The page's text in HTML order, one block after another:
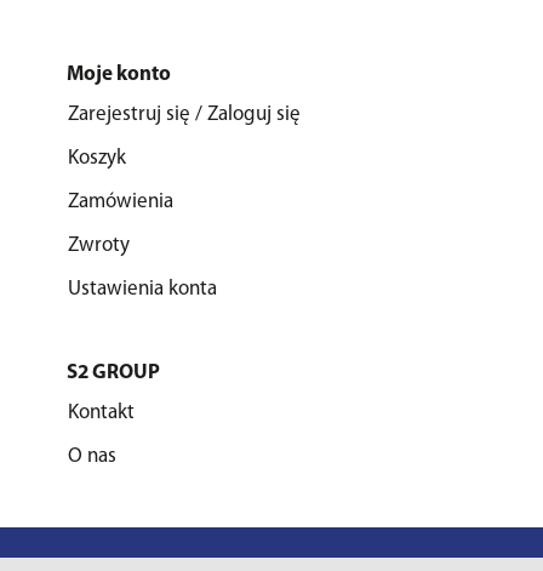
Moje konto
Zarejestruj się / Zaloguj się
Koszyk
Zamówienia
Zwroty
Ustawienia konta
S2 GROUP
Kontakt
O nas